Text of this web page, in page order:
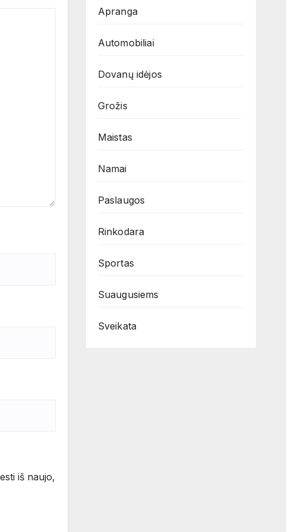
iš naujo,
Apranga
Automobiliai
Dovanų idėjos
Grožis
Maistas
Namai
Paslaugos
Rinkodara
Sportas
Suaugusiems
Sveikata